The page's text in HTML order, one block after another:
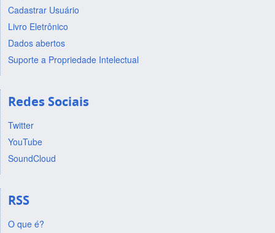
Cadastrar Usuário
Livro Eletrônico
Dados abertos
Suporte a Propriedade Intelectual
Redes Sociais
Twitter
YouTube
SoundCloud
RSS
O que é?